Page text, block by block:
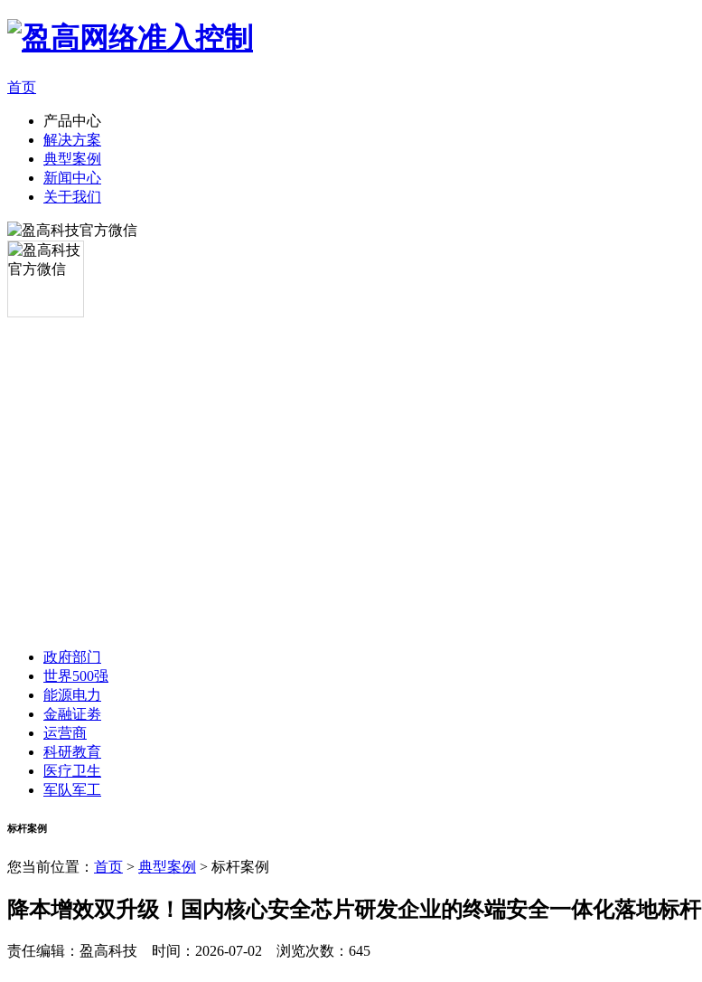
首页
产品中心
解决方案
典型案例
新闻中心
关于我们
政府部门
世界500强
能源电力
金融证劵
运营商
科研教育
医疗卫生
军队军工
标杆案例
您当前位置： 首页 > 典型案例 > 标杆案例
降本增效双升级！国内核心安全芯片研发企业的终端安全一体化落地标杆
责任编辑：盈高科技 时间：2026-07-02 浏览次数：645